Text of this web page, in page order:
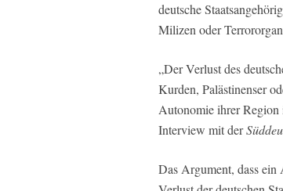
deutsche
Milizen oder
„Der Verlust des
Kurden, Palästinenser
Autonomie ihrer Region
Interview mit der
Das Argument, dass